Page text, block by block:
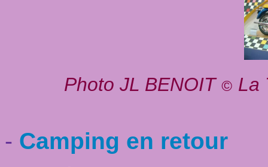
Photo JL BENOIT © La
- Camping en retour